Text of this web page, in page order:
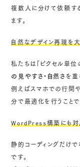
複数人に分けて依頼す
ます。
自然なデザイン再現を
私たちは「ピクセル単位
の見やすさ・自然さ を重
例えばスマホでの行間
分で最適化を行うことで
WordPress構築にも
静的コーディングだけで
です。